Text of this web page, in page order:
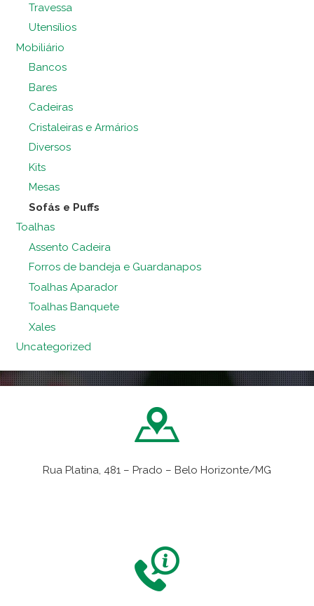
Travessa
Utensílios
Mobiliário
Bancos
Bares
Cadeiras
Cristaleiras e Armários
Diversos
Kits
Mesas
Sofás e Puffs
Toalhas
Assento Cadeira
Forros de bandeja e Guardanapos
Toalhas Aparador
Toalhas Banquete
Xales
Uncategorized
Rua Platina, 481 – Prado – Belo Horizonte/MG